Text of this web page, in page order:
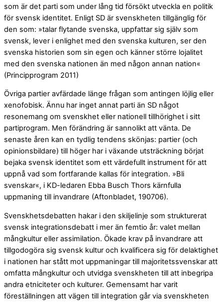
som är det parti som under lång tid försökt utveckla en politik
för svensk identitet. Enligt SD är svenskheten tillgänglig för
den som: »talar flytande svenska, uppfattar sig själv som
svensk, lever i enlighet med den svenska kulturen, ser den
svenska historien som sin egen och känner större lojalitet
med den svenska nationen än med någon annan nation«
(Principprogram 2011)
Övriga partier avfärdade länge frågan som antingen löjlig eller
xenofobisk. Ännu har inget annat parti än SD något
resonemang om svenskhet eller nationell tillhörighet i sitt
partiprogram. Men förändring är sannolikt att vänta. De
senaste åren kan en tydlig tendens skönjas: partier (och
opinionsbildare) till höger har i växande utsträckning börjat
bejaka svensk identitet som ett värdefullt instrument för att
uppnå vad som fortfarande kallas för integration. »Bli
svenskar«, i KD-ledaren Ebba Busch Thors kärnfulla
uppmaning till invandrare (Aftonbladet, 190706).
Svenskhetsdebatten hakar i den skiljelinje som strukturerat
svensk integrationsdebatt i mer än femtio år: valet mellan
mångkultur eller assimilation. Ökade krav på invandrare att
tillgodogöra sig svensk kultur och kvalificera sig för delaktighet
i nationen har stått mot uppmaningar till majoritetssvenskar att
omfatta mångkultur och utvidga svenskheten till att inbegripa
andra etniciteter och kulturer. Gemensamt har varit
föreställningen att vägen till integration går via svenskheten